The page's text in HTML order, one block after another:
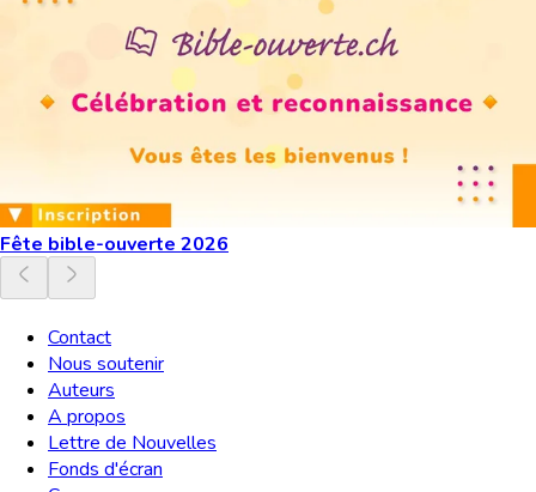
Fête bible-ouverte 2026
Contact
Nous soutenir
Auteurs
A propos
Lettre de Nouvelles
Fonds d'écran